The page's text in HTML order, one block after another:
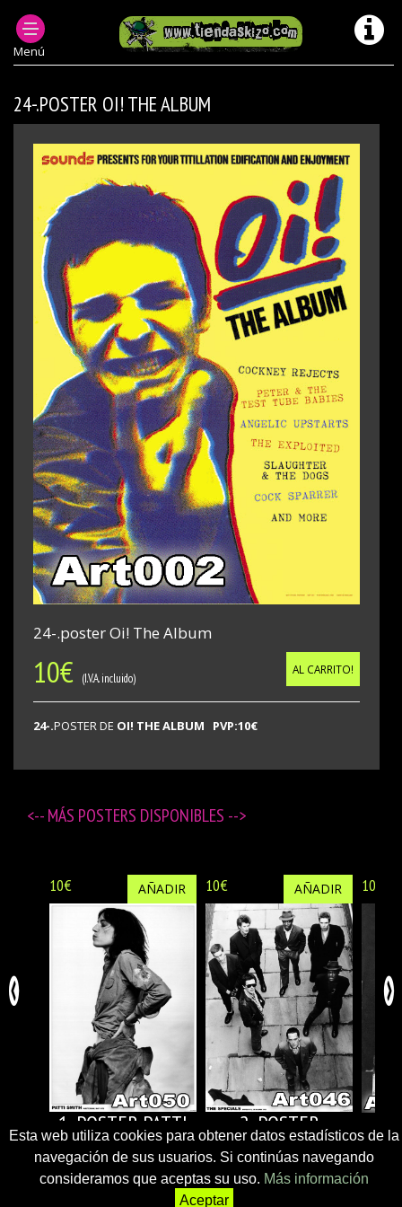
Menú
ACCESORIOS PUNK POSTERS DE GRUPOS PUNK OI
24-.POSTER OI! THE ALBUM
24-.poster Oi! The Album
10€ (I.V.A. incluido)
AL CARRITO!
24-.POSTER DE OI! THE ALBUM PVP:10€
<-- MÁS POSTERS DISPONIBLES -->
10€ AÑADIR
1-.POSTER PATTI
SMITH
10€ AÑADIR
2.-POSTER
SPECIALS
10€
Esta web utiliza cookies para obtener datos estadísticos de la
navegación de sus usuarios. Si continúas navegando
consideramos que aceptas su uso. Más información
Aceptar